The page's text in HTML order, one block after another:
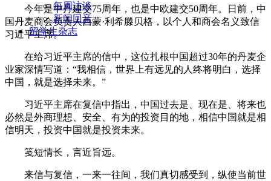
每周访谈
新闻回音
留学生杂志
今年是中丹建交75周年，也是中欧建交50周年。日前，中
国丹麦商会负责人西蒙·利希滕贝格，以个人和商会名义致信
习近平主席。
在给习近平主席的信中，这位扎根中国超过30年的丹麦企
业家深情写道：“我相信，世界上有远见的人终将明白，选择
中国，就是选择未来。”
习近平主席在复信中指出，中国过去是、现在是、将来也
必然是外商理想、安全、有为的投资目的地，相信中国就是相
信明天，投资中国就是投资未来。
笺短情长，言近旨远。
来信与复信，一来一往间，我们真切感受到，纵使当前世